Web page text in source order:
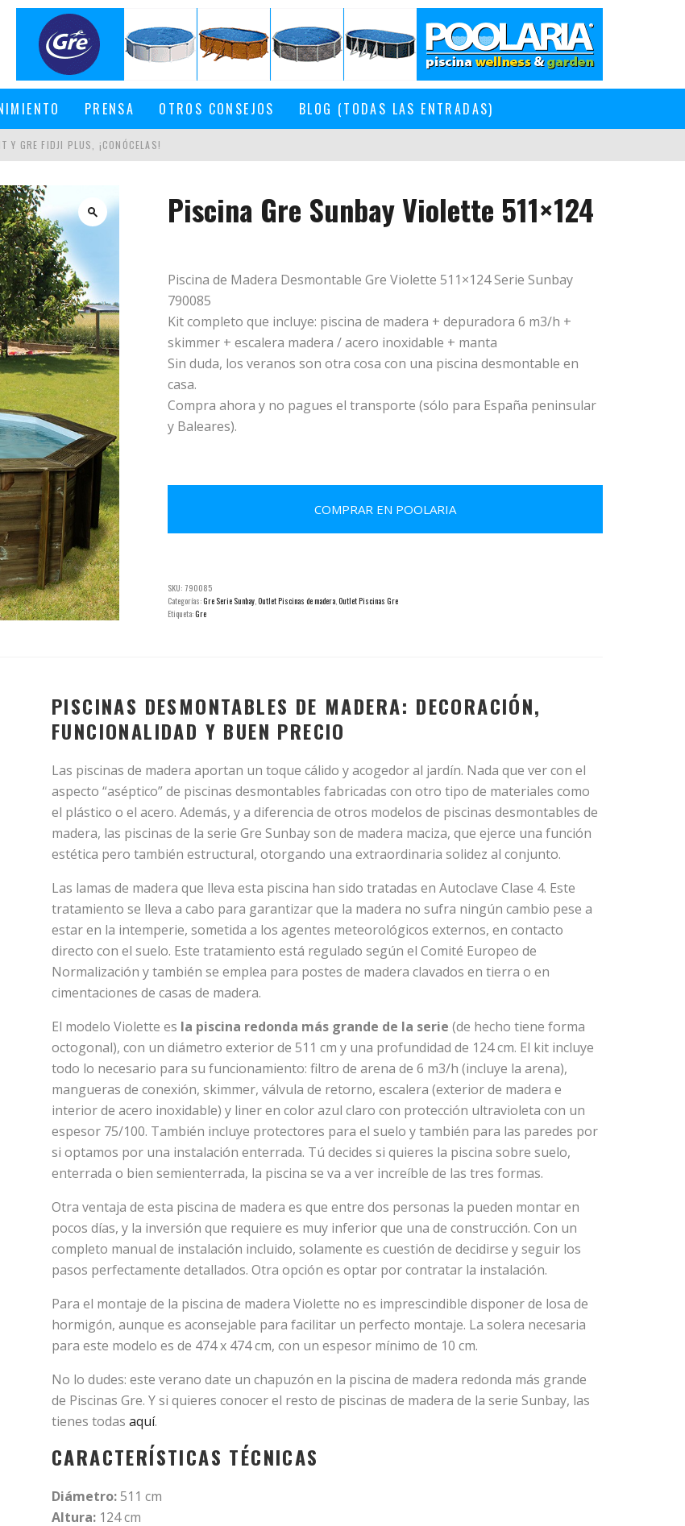
PRENSA OTROS CONSEJOS BLOG (TODAS LAS ENTRADAS)
Y GRE FIDJI PLUS, ¡CONÓCELAS!
DESMONTABLE
Piscina Gre Sunbay Violette 511×124
Piscina de Madera Desmontable Gre Violette 511×124 Serie Sunbay
790085
Kit completo que incluye: piscina de madera + depuradora 6 m3/h +
skimmer + escalera madera / acero inoxidable + manta
Sin duda, los veranos son otra cosa con una piscina desmontable en
casa.
Compra ahora y no pagues el transporte (sólo para España peninsular
y Baleares).
COMPRAR EN POOLARIA
SKU: 790085
Categorías:Gre Serie Sunbay,Outlet Piscinas de madera,Outlet Piscinas Gre
Etiqueta:Gre
PISCINAS DESMONTABLES DE MADERA: DECORACIÓN,
FUNCIONALIDAD Y BUEN PRECIO
Las piscinas de madera aportan un toque cálido y acogedor al jardín. Nada que ver con el
aspecto “aséptico” de piscinas desmontables fabricadas con otro tipo de materiales como
el plástico o el acero. Además, y a diferencia de otros modelos de piscinas desmontables de
madera, las piscinas de la serie Gre Sunbay son de madera maciza, que ejerce una función
estética pero también estructural, otorgando una extraordinaria solidez al conjunto.
Las lamas de madera que lleva esta piscina han sido tratadas en Autoclave Clase 4. Este
tratamiento se lleva a cabo para garantizar que la madera no sufra ningún cambio pese a
estar en la intemperie, sometida a los agentes meteorológicos externos, en contacto
directo con el suelo. Este tratamiento está regulado según el Comité Europeo de
Normalización y también se emplea para postes de madera clavados en tierra o en
cimentaciones de casas de madera.
El modelo Violette es la piscina redonda más grande de la serie (de hecho tiene forma
octogonal), con un diámetro exterior de 511 cm y una profundidad de 124 cm. El kit incluye
todo lo necesario para su funcionamiento: filtro de arena de 6 m3/h (incluye la arena),
mangueras de conexión, skimmer, válvula de retorno, escalera (exterior de madera e
interior de acero inoxidable) y liner en color azul claro con protección ultravioleta con un
espesor 75/100. También incluye protectores para el suelo y también para las paredes por
si optamos por una instalación enterrada. Tú decides si quieres la piscina sobre suelo,
enterrada o bien semienterrada, la piscina se va a ver increíble de las tres formas.
Otra ventaja de esta piscina de madera es que entre dos personas la pueden montar en
pocos días, y la inversión que requiere es muy inferior que una de construcción. Con un
completo manual de instalación incluido, solamente es cuestión de decidirse y seguir los
pasos perfectamente detallados. Otra opción es optar por contratar la instalación.
Para el montaje de la piscina de madera Violette no es imprescindible disponer de losa de
hormigón, aunque es aconsejable para facilitar un perfecto montaje. La solera necesaria
para este modelo es de 474 x 474 cm, con un espesor mínimo de 10 cm.
No lo dudes: este verano date un chapuzón en la piscina de madera redonda más grande
de Piscinas Gre. Y si quieres conocer el resto de piscinas de madera de la serie Sunbay, las
tienes todas aquí.
CARACTERÍSTICAS TÉCNICAS
Diámetro:511 cm
Altura: 124 cm